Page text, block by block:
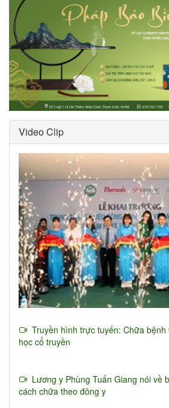
Video Clip
Truyền hình trực tuyến: Chữa
học cổ truyền
Lương y Phùng Tuấn Giang nói về
cách chữa theo đông y